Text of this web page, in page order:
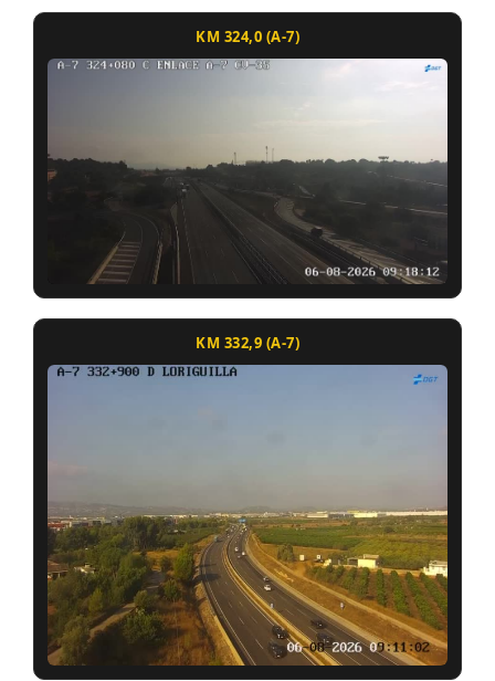
KM 324,0 (A-7)
KM 332,9 (A-7)